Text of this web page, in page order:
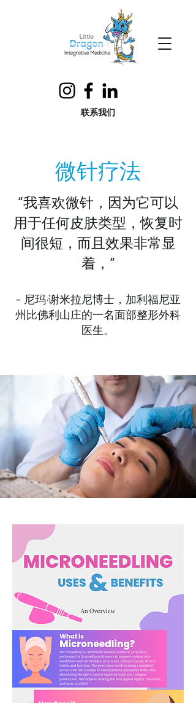
联系我们
微针疗法
“我喜欢微针，因为它可以
用于任何皮肤类型，恢复时
间很短，而且效果非常显
着，”
- 尼玛·谢米拉尼博士，加利福尼亚
州比佛利山庄的一名面部整形外科
医生。